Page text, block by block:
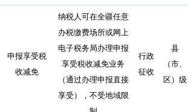
申报享受税
收减免
纳税人可在全疆任意
办税缴费场所或网上
电子税务局办理申报
享受税收减免业务
（通过办理申报直接
享受），不受地域限
行政
征收
县
（市、
区）级